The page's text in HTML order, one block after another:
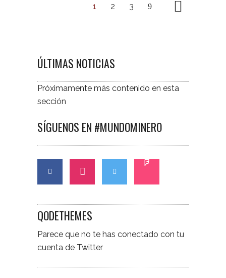
1 2 3
ÚLTIMAS NOTICIAS
Próximamente más contenido en esta
sección
SÍGUENOS EN #MUNDOMINERO
QODETHEMES
Parece que no te has conectado con tu
cuenta de Twitter